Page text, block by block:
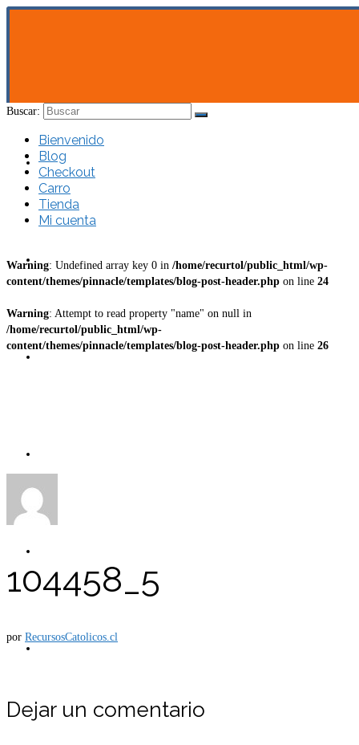
Bienvenido
Blog
Checkout
Mi cuenta
Buscar:
Bienvenido
Blog
Checkout
Carro
Tienda
Mi cuenta
Warning: Undefined array key 0 in /home/recurtol/public_html/wp-
content/themes/pinnacle/templates/blog-post-header.php on line 24
Warning: Attempt to read property "name" on null in
/home/recurtol/public_html/wp-
content/themes/pinnacle/templates/blog-post-header.php on line 26
104458_5
por RecursosCatolicos.cl
Dejar un comentario